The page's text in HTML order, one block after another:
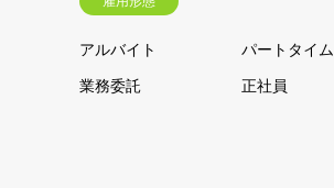
アルバイト パートタイム
業務委託 正社員